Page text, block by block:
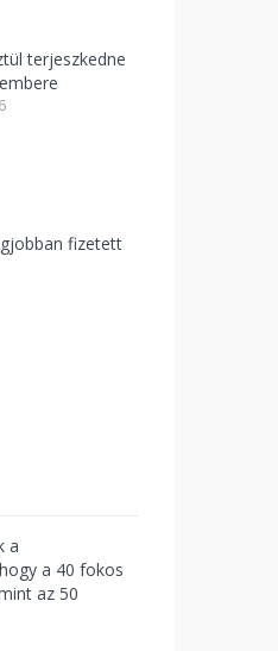
terjeszkedne
fizetett
a
a 40 fokos
az 50